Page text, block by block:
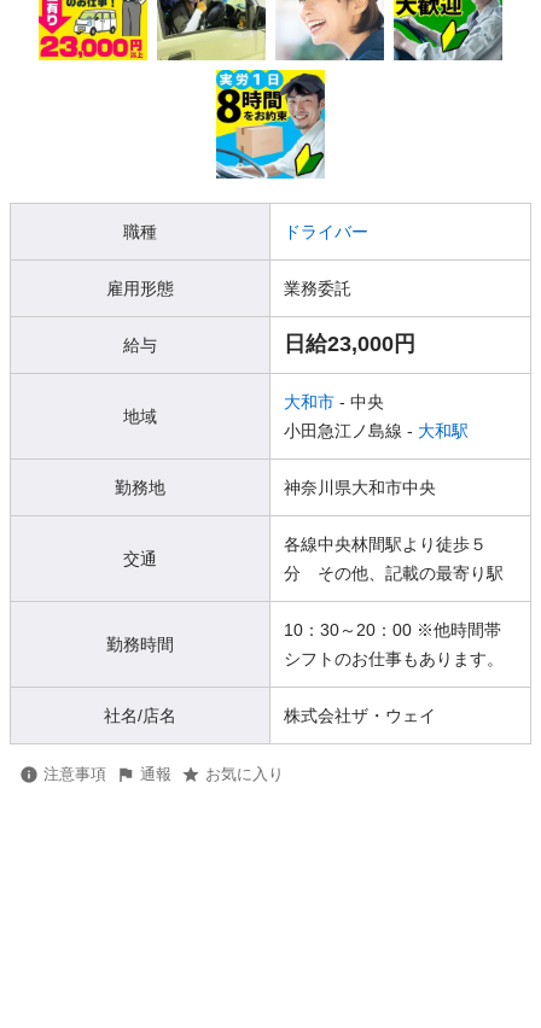
職種 ドライバー
雇用形態 業務委託
給与 日給23,000円
地域
大和市 - 中央
小田急江ノ島線 - 大和駅
勤務地 神奈川県大和市中央
交通
各線中央林間駅より徒歩５
分 その他、記載の最寄り駅
勤務時間
10：30～20：00 ※他時間帯
シフトのお仕事もあります。
社名/店名 株式会社ザ・ウェイ
注意事項 通報 お気に入り